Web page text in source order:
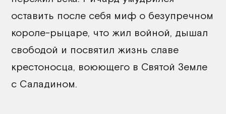
оставить после себя миф о безупречном
короле-рыцаре, что жил войной, дышал
свободой и посвятил жизнь славе
крестоносца, воюющего в Святой Земле
с Саладином.